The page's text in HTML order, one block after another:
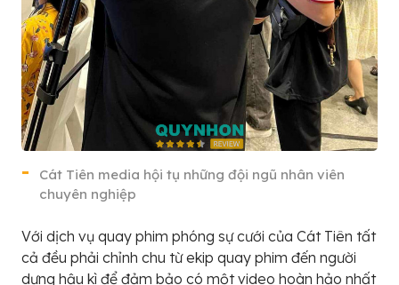
Cát Tiên media hội tụ những đội ngũ nhân viên
chuyên nghiệp
Với dịch vụ quay phim phóng sự cưới của Cát Tiên tất
cả đều phải chỉnh chu từ ekip quay phim đến người
dựng hậu kì để đảm bảo có một video hoàn hảo nhất